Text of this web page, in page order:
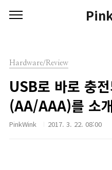
Hardware/Review
USB로 바로 충
(AA/AAA)를 소
PinkWink 2017. 3. 22. 08:00